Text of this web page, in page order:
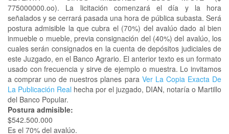
775000000.oo). La licitación comenzará el día y la hora
señalados y se cerrará pasada una hora de pública subasta. Será
postura admisible la que cubra el (70%) del avalúo dado al bien
inmueble o mueble, previa consignación del (40%) del avalúo, los
cuales serán consignados en la cuenta de depósitos judiciales de
este Juzgado, en el Banco Agrario. El anterior texto es un formato
usado con frecuencia y sirve de ejemplo o muestra. Lo invitamos
a comprar uno de nuestros planes para Ver La Copia Exacta De
La Publicación Real hecha por el juzgado, DIAN, notaría o Martillo
del Banco Popular.
Postura admisible:
$542.500.000
Es el 70% del avalúo.